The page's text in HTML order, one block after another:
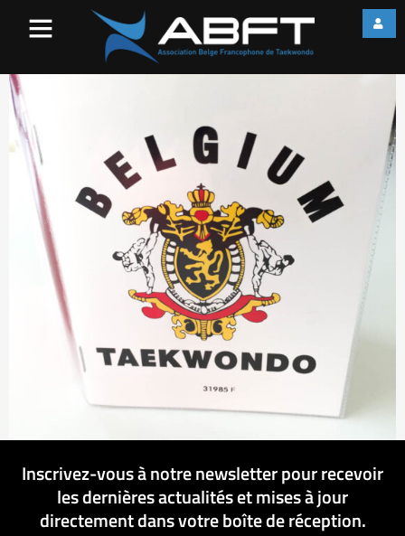
Inscrivez-vous à notre newsletter pour recevoir
les dernières actualités et mises à jour
directement dans votre boîte de réception.